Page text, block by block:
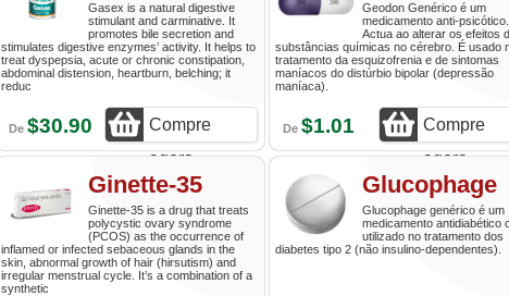
Gasex is a natural digestive
stimulant and carminative. It
promotes bile secretion and
stimulates digestive enzymes’ activity. It helps to
treat dyspepsia, acute or chronic constipation,
abdominal distension, heartburn, belching; it
reduc
De $30.90
Compre
agora
Geodon Genérico é um
medicamento anti-psicótico.
Actua ao alterar os efeitos
substâncias químicas no cérebro. É usado
tratamento da esquizofrenia e de sintomas
maníacos do distúrbio bipolar (depressão
maníaca).
De $1.01
Compre
agora
Ginette-35
Ginette-35 is a drug that treats
polycystic ovary syndrome
(PCOS) as the occurrence of
inflamed or infected sebaceous glands in the
skin, abnormal growth of hair (hirsutism) and
irregular menstrual cycle. It’s a combination of a
synthetic
Glucophage
Glucophage genérico é um
medicamento antidiabético
utilizado no tratamento dos
diabetes tipo 2 (não insulino-dependentes).